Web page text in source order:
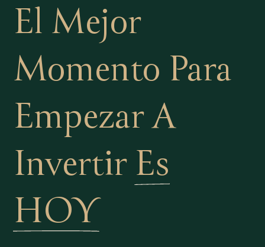
El Mejor
Momento Para
Empezar A
Invertir Es
HOY